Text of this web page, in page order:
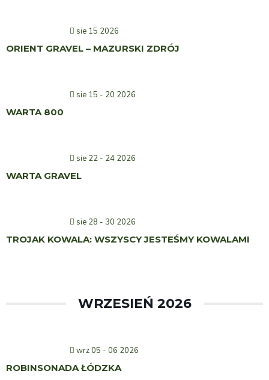
sie 15 2026
ORIENT GRAVEL – MAZURSKI ZDRÓJ
sie 15 - 20 2026
WARTA 800
sie 22 - 24 2026
WARTA GRAVEL
sie 28 - 30 2026
TROJAK KOWALA: WSZYSCY JESTEŚMY KOWALAMI
WRZESIEŃ 2026
wrz 05 - 06 2026
ROBINSONADA ŁÓDZKA